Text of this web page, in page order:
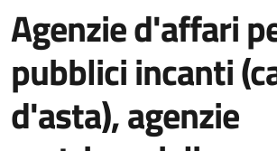
Agenzie d'affari
pubblici incanti
d'asta), agenzie